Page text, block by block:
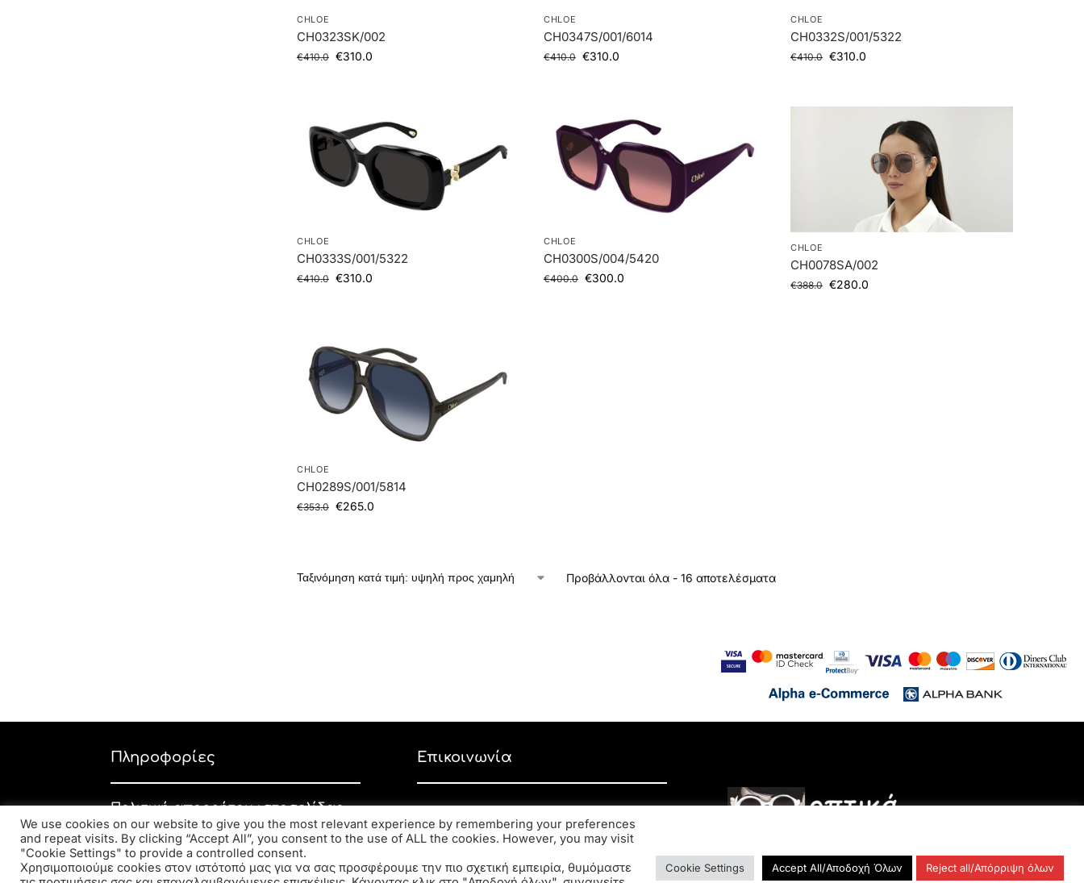
CHLOE
CH0323SK/002
€410.0 €310.0
CHLOE
CH0347S/001/6014
€410.0 €310.0
CHLOE
CH0332S/001/5322
€410.0 €310.0
CHLOE
CH0333S/001/5322
€410.0 €310.0
CHLOE
CH0300S/004/5420
€400.0 €300.0
CHLOE
CH0078SA/002
€388.0 €280.0
CHLOE
CH0289S/001/5814
€353.0 €265.0
Προβάλλονται όλα - 16 αποτελέσματα
Πληροφορίες
Πολιτική απορρήτου ιστοσελίδας
Εταιρική πολιτική απορρήτου
Πολιτική επιστροφών
Επικοινωνία
Ανδρέα Παπανδρέου 59, ΤΚ 56334,
Κορδελιό
elsa.opto@yahoo.gr
We use cookies on our website to give you the most relevant experience by remembering your preferences
and repeat visits. By clicking “Accept All”, you consent to the use of ALL the cookies. However, you may visit
"Cookie Settings" to provide a controlled consent.
Χρησιμοποιούμε cookies στον ιστότοπό μας για να σας προσφέρουμε την πιο σχετική εμπειρία, θυμόμαστε
Cookie Settings Accept All/Αποδοχή Όλων Reject all/Απόρριψη όλων